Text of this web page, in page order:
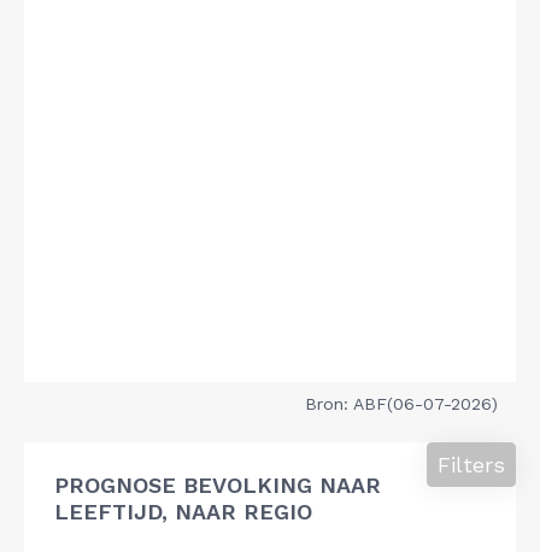
Bron: ABF(06-07-2026)
PROGNOSE BEVOLKING NAAR
LEEFTIJD, NAAR REGIO
Filters